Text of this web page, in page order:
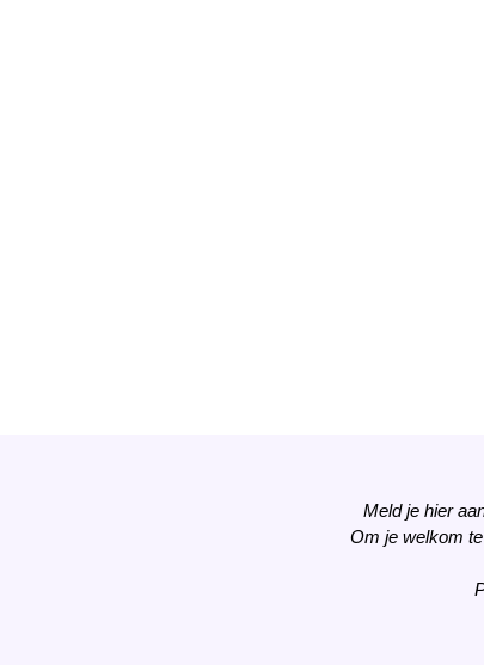
Meld je hier
Om je welkom